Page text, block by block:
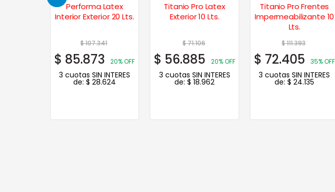
Titanio Pro Latex
Exterior 10 Lts.
$71.106
$ 56.885 20% OFF
3 cuotas SIN INTERES
de:$ 18.962
Titanio Pro Frentes
Impermeabilizante 10
$111.393
$ 72.405 35% OFF
3 cuotas SIN INTERES
de:$ 24.135
Acrylatex Latex
Interior 4 Lts.
$34.688
$ 27.750 20% OFF
3 cuotas SIN INTERES
de:$ 9.250